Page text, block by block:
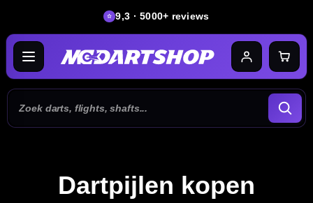
9,3 · 5000+ reviews
Dartpijlen kopen